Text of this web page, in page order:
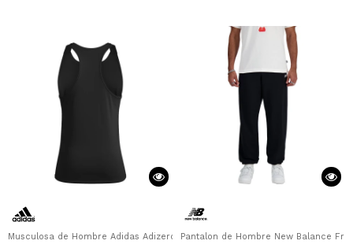
Musculosa de Hombre Adidas Adizero Adidas - NegroPantalon de Hombre New Balance